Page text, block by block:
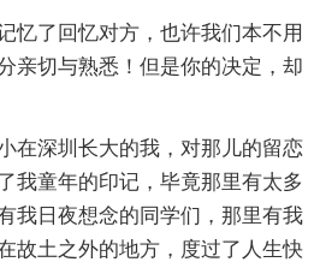
忆了回忆对方，也许我们本不用
亲切与熟悉！但是你的决定，却
在深圳长大的我，对那儿的留恋
我童年的印记，毕竟那里有太多
我日夜想念的同学们，那里有我
土之外的地方，度过了人生快